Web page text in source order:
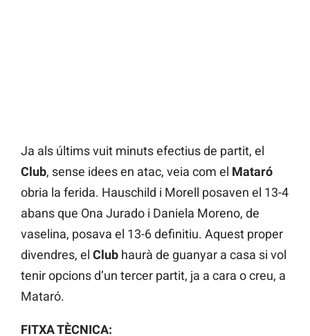
Ja als últims vuit minuts efectius de partit, el
Club, sense idees en atac, veia com el Mataró
obria la ferida. Hauschild i Morell posaven el 13-4
abans que Ona Jurado i Daniela Moreno, de
vaselina, posava el 13-6 definitiu. Aquest proper
divendres, el Club haurà de guanyar a casa si vol
tenir opcions d’un tercer partit, ja a cara o creu, a
Mataró.
FITXA TÈCNICA: